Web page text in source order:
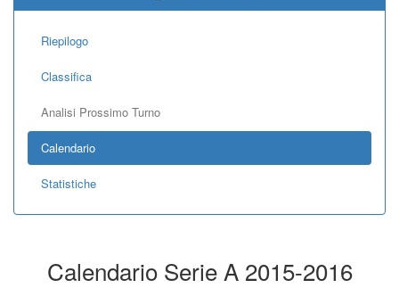
Riepilogo
Classifica
Analisi Prossimo Turno
Calendario
Statistiche
Calendario Serie A 2015-2016